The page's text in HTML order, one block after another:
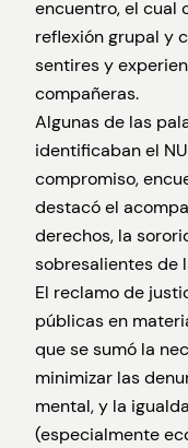
encuentro, el cual
reflexión grupal y
sentires y
compañeras.
Algunas de las
identificaban el
compromiso,
destacó el
derechos, la
sobresalientes de
El reclamo de
públicas en
que se sumó la
minimizar las
mental, y la
(especialmente